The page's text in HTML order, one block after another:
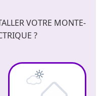
VOTRE MONTE-
?